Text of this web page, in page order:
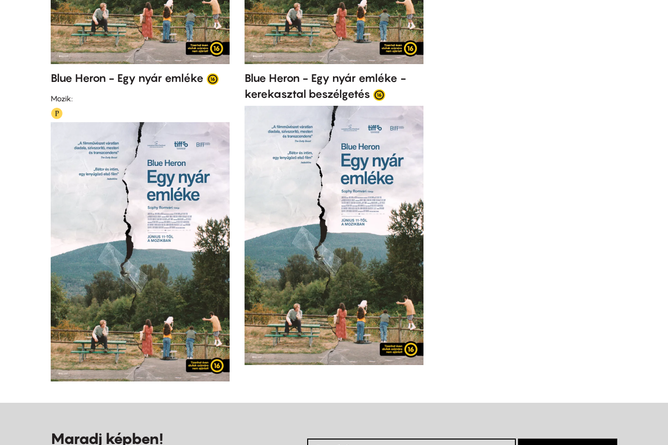
Blue Heron - Egy nyár emléke
Mozik:
Blue Heron - Egy nyár emléke -
kerekasztal beszélgetés
Maradj képben!